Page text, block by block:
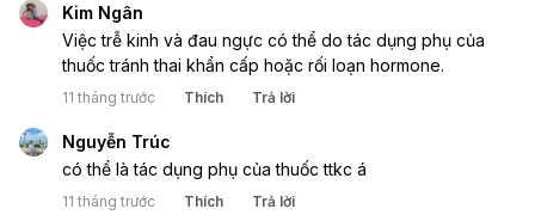
Kim Ngân
Việc trễ kinh và đau ngực có thể do tác dụng phụ của
thuốc tránh thai khẩn cấp hoặc rối loạn hormone.
11 tháng trước Thích Trả lời
Nguyễn Trúc
có thể là tác dụng phụ của thuốc ttkc á
11 tháng trước Thích Trả lời